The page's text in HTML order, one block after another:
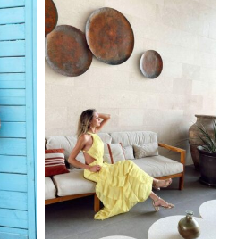
PRODUCTO
TIENE
MÚLTIPLES
VARIANTES.
OPCIONES
SE
PUEDEN
ELEGIR
EN
LA